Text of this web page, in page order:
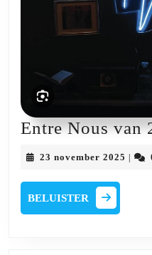
Entre Nous van
23 november 2025 23
BELUISTER